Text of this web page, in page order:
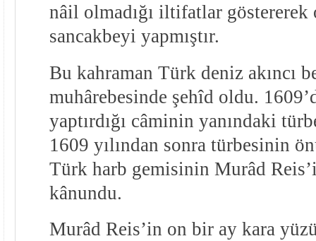
nâil olmadığı iltifatlar göstererek
sancakbeyi yapmıştır.
Bu kahraman Türk deniz akıncı
muhârebesinde şehîd oldu.
yaptırdığı câminin yanındaki
1609 yılından sonra türbesinin
Türk harb gemisinin Murâd
kânundu.
Murâd Reis’in on bir ay kara